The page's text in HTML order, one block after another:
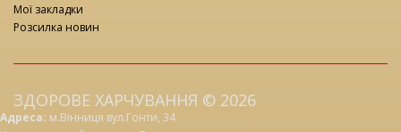
Мої закладки
Розсилка новин
ЗДОРОВЕ ХАРЧУВАННЯ © 2026
Адреса: м.Вінниця вул.Гонти, 34